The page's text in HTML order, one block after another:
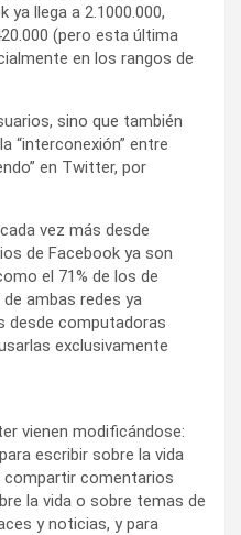
ya llega a 2.1000.000,
(pero esta última
en los rangos de
sino que también
“interconexión” entre
en Twitter, por
vez más desde
de Facebook ya son
el 71% de los de
ambas redes ya
desde computadoras
exclusivamente
vienen modificándose:
escribir sobre la vida
compartir comentarios
la vida o sobre temas de
y noticias, y para